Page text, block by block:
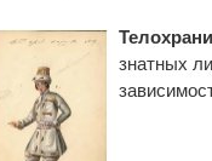
знатных